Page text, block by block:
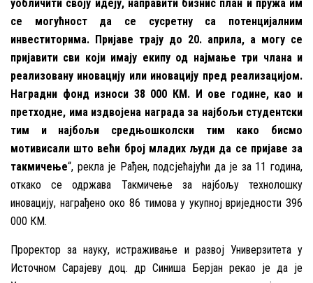
уобличити своју идеју, направити бизнис план и пружа им
се могућност да се сусретну са потенцијалним
инвеститорима. Пријаве трају до 20. априла, а могу се
пријавити сви који имају екипу од најмање три члана и
реализовану иновацију или иновацију пред реализацијом.
Наградни фонд износи 38 000 КМ. И ове године, као и
претходне, има издвојена награда за најбољи студентски
тим и најбољи средњошколски тим како бисмо
мотивисали што већи број младих људи да се пријаве за
такмичење“, рекла је Рађен, подсјећајући да је за 11 година,
откако се одржава Такмичење за најбољу технолошку
иновацију, награђено око 86 тимова у укупној вриједности 396
000 КМ.
Проректор за науку, истраживање и развој Универзитета у
Источном Сарајеву доц. др Синиша Берјан рекао је да је